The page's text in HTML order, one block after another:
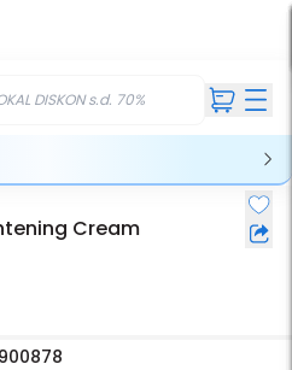
DISKON s.d. 70%
Cream